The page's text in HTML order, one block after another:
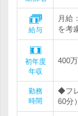
給与
月給
を考
初年度
年収
400
勤務
時間
◆フ
60分